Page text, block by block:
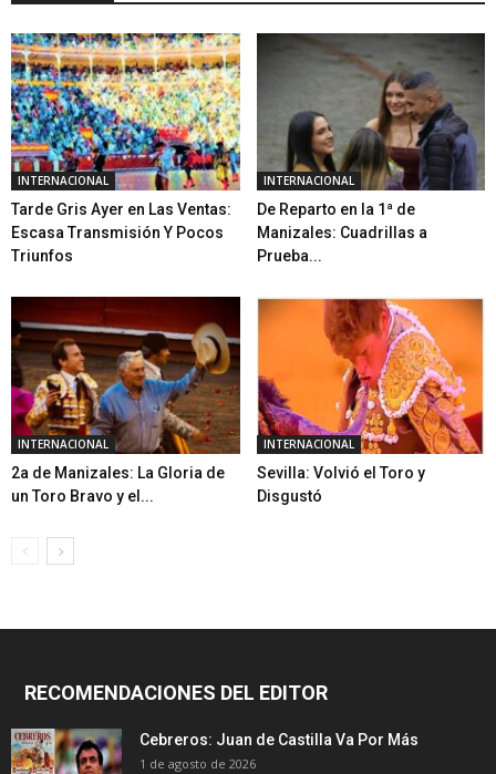
INTERNACIONAL
Tarde Gris Ayer en Las Ventas:
Escasa Transmisión Y Pocos
Triunfos
INTERNACIONAL
De Reparto en la 1ª de
Manizales: Cuadrillas a
Prueba...
INTERNACIONAL
2a de Manizales: La Gloria de
un Toro Bravo y el...
INTERNACIONAL
Sevilla: Volvió el Toro y
Disgustó
RECOMENDACIONES DEL EDITOR
Cebreros: Juan de Castilla Va Por Más
1 de agosto de 2026